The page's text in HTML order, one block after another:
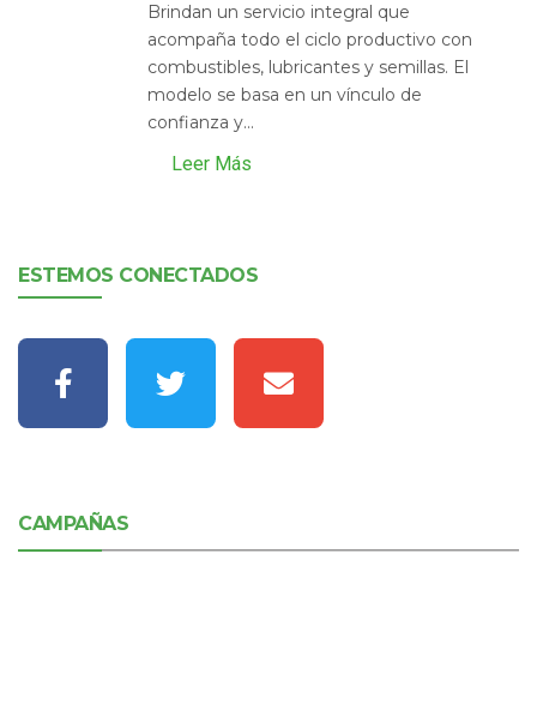
Brindan un servicio integral que
acompaña todo el ciclo productivo con
combustibles, lubricantes y semillas. El
modelo se basa en un vínculo de
confianza y...
Leer Más
ESTEMOS CONECTADOS
CAMPAÑAS